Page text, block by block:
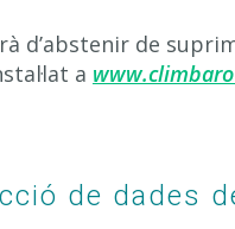
d’abstenir de
a
de dades